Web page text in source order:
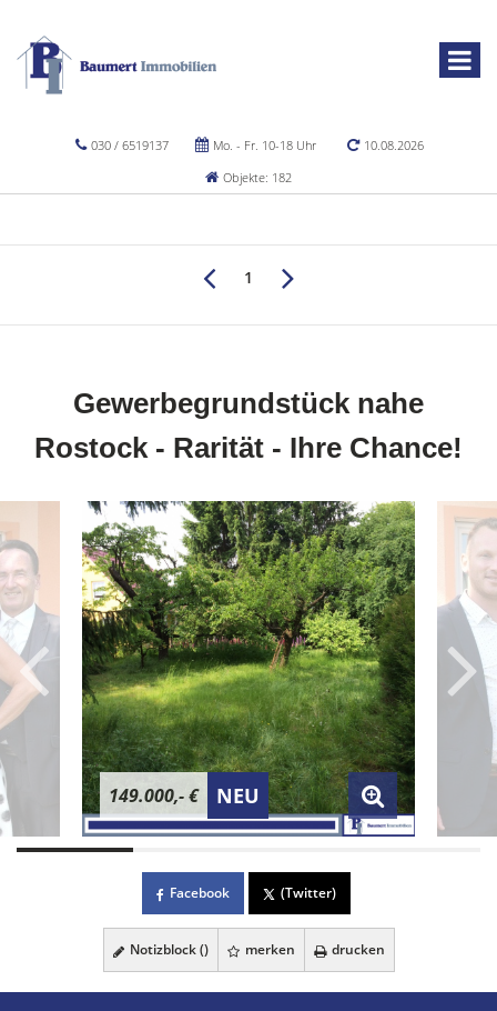
030 / 6519137 Mo. - Fr. 10-18 Uhr
10.08.2026
Objekte: 182
1
Gewerbegrundstück nahe
Rostock - Rarität - Ihre Chance!
149.000,- € NEU
Facebook (Twitter)
Notizblock () merken drucken